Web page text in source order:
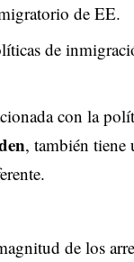
de EE.
de
con la
, también tiene
de los